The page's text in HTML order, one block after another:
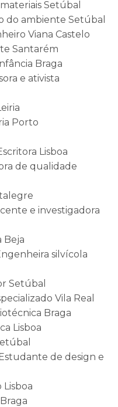
Setúbal
do ambiente Setúbal
Viana Castelo
Santarém
Braga
e ativista
Porto
Lisboa
de qualidade
e investigadora
Beja
silvícola
Setúbal
Vila Real
Braga
Lisboa
de design e